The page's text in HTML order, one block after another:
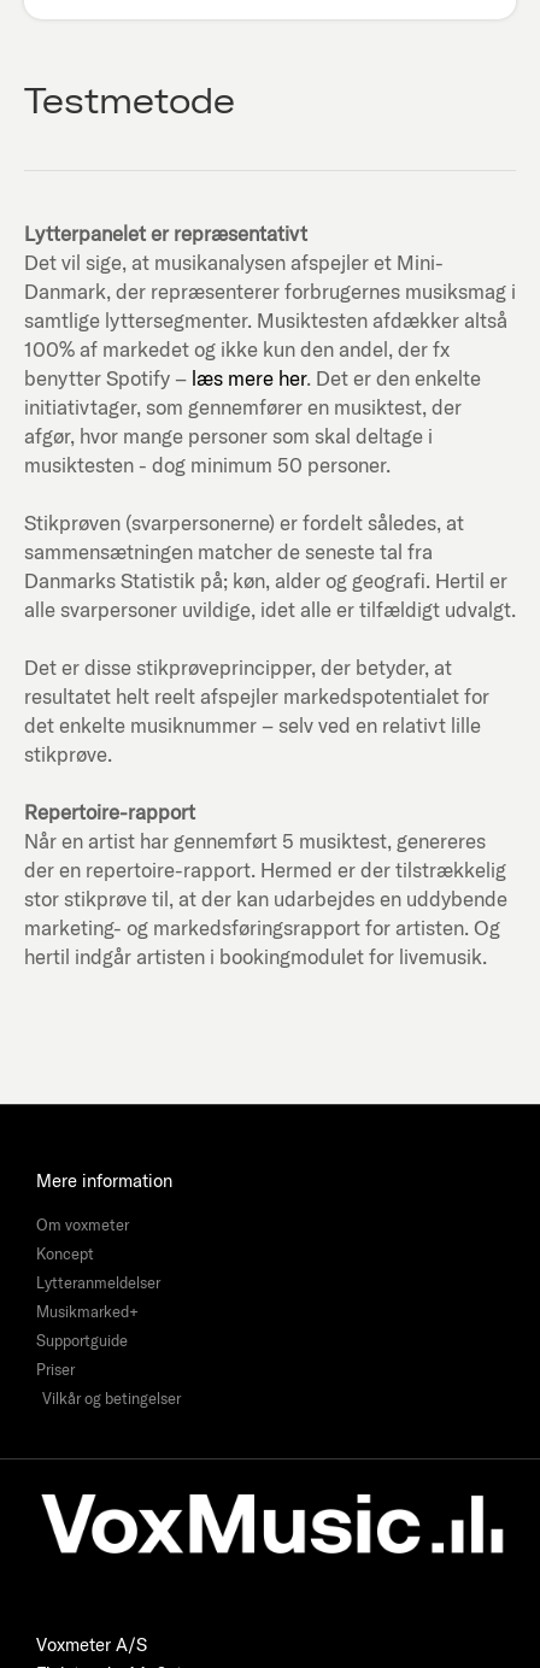
Testmetode
Lytterpanelet er repræsentativt
Det vil sige, at musikanalysen afspejler et Mini-
Danmark, der repræsenterer forbrugernes musiksmag i
samtlige lyttersegmenter. Musiktesten afdækker altså
100% af markedet og ikke kun den andel, der fx
benytter Spotify – læs mere her. Det er den enkelte
initiativtager, som gennemfører en musiktest, der
afgør, hvor mange personer som skal deltage i
musiktesten - dog minimum 50 personer.
Stikprøven (svarpersonerne) er fordelt således, at
sammensætningen matcher de seneste tal fra
Danmarks Statistik på; køn, alder og geografi. Hertil er
alle svarpersoner uvildige, idet alle er tilfældigt udvalgt.
Det er disse stikprøveprincipper, der betyder, at
resultatet helt reelt afspejler markedspotentialet for
det enkelte musiknummer – selv ved en relativt lille
stikprøve.
Repertoire-rapport
Når en artist har gennemført 5 musiktest, genereres
der en repertoire-rapport. Hermed er der tilstrækkelig
stor stikprøve til, at der kan udarbejdes en uddybende
marketing- og markedsføringsrapport for artisten. Og
hertil indgår artisten i bookingmodulet for livemusik.
Mere information
Om voxmeter
Koncept
Lytteranmeldelser
Musikmarked+
Supportguide
Priser
Vilkår og betingelser
Voxmeter A/S